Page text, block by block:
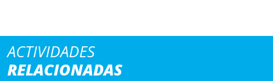
ACTIVIDADES
RELACIONADAS